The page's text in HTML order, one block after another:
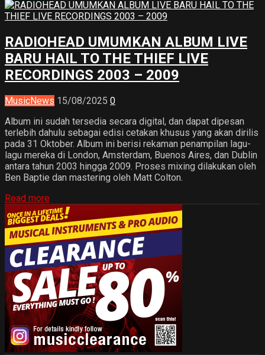
RADIOHEAD UMUMKAN ALBUM LIVE
BARU HAIL TO THE THIEF LIVE
RECORDINGS 2003 – 2009
MusicNews 15/08/2025 0
Album ini sudah tersedia secara digital, dan dapat dipesan
terlebih dahulu sebagai edisi cetakan khusus yang akan dirilis
pada 31 Oktober. Album ini berisi rekaman penampilan lagu-
lagu mereka di London, Amsterdam, Buenos Aires, dan Dublin
antara tahun 2003 hingga 2009. Proses mixing dilakukan oleh
Ben Baptie dan mastering oleh Matt Colton.
Read more